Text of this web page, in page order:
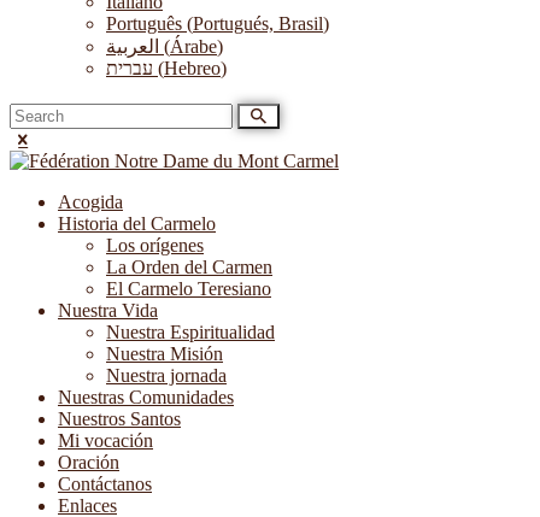
Português (Portugués, Brasil)
العربية (Árabe)
עברית (Hebreo)
Acogida
Historia del Carmelo
Los orígenes
La Orden del Carmen
El Carmelo Teresiano
Nuestra Vida
Nuestra Espiritualidad
Nuestra Misión
Nuestra jornada
Nuestras Comunidades
Nuestros Santos
Mi vocación
Oración
Contáctanos
Enlaces